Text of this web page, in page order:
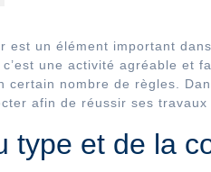
est un élément important
c’est une activité agréable et
certain nombre de règles.
afin de réussir ses travaux
type et de la